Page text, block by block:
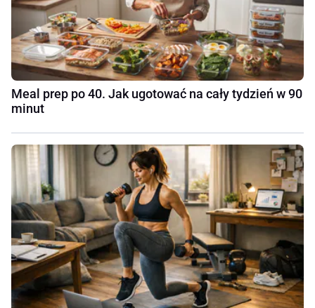
Meal prep po 40. Jak ugotować na cały tydzień w 90
minut